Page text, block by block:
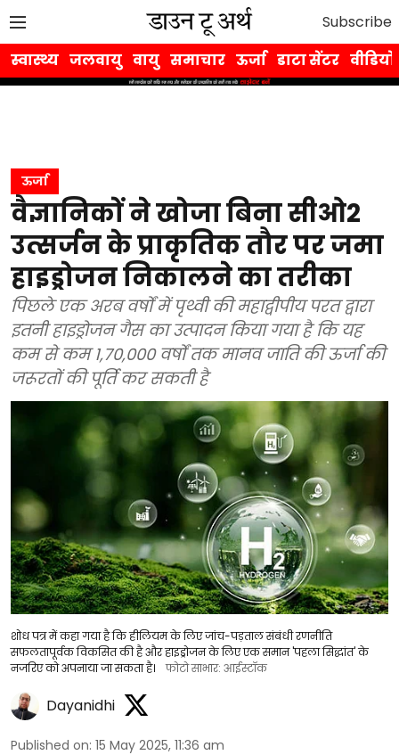
Subscribe
स्वास्थ्य जलवायु वायु समाचार ऊर्जा डाटा सेंटर वीडियो
ऊर्जा
वैज्ञानिकों ने खोजा बिना सीओ2
उत्सर्जन के प्राकृतिक तौर पर जमा
हाइड्रोजन निकालने का तरीका
पिछले एक अरब वर्षों में पृथ्वी की महाद्वीपीय परत द्वारा
इतनी हाइड्रोजन गैस का उत्पादन किया गया है कि यह
कम से कम 1,70,000 वर्षों तक मानव जाति की ऊर्जा की
जरूरतों की पूर्ति कर सकती है
शोध पत्र में कहा गया है कि हीलियम के लिए जांच-पड़ताल संबंधी रणनीति
सफलतापूर्वक विकसित की है और हाइड्रोजन के लिए एक समान 'पहला सिद्धांत' के
नजरिए को अपनाया जा सकता है।
फोटो साभार: आईस्टॉक
Dayanidhi
Published on: 15 May 2025, 11:36 am